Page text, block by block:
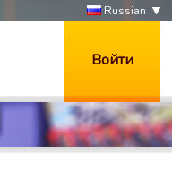
Russian
Войти